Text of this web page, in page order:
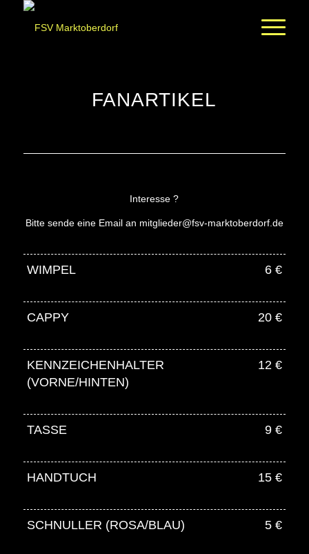
FANARTIKEL
Interesse ?
Bitte sende eine Email an mitglieder@fsv-marktoberdorf.de
WIMPEL 6 €
CAPPY 20 €
KENNZEICHENHALTER
(VORNE/HINTEN)
12 €
TASSE 9 €
HANDTUCH 15 €
SCHNULLER (ROSA/BLAU) 5 €